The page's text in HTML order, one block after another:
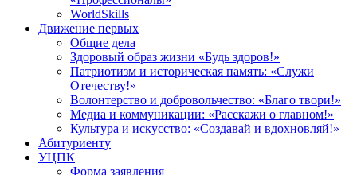
WorldSkills
Движение первых
Общие дела
Здоровый образ жизни «Будь здоров!»
Патриотизм и историческая память: «Служи
Отечеству!»
Волонтерство и добровольчество: «Благо твори!»
Медиа и коммуникации: «Расскажи о главном!»
Культура и искусство: «Создавай и вдохновляй!»
Абитуриенту
УЦПК
Форма заявления